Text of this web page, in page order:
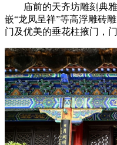
庙前的天齐坊雕刻典
嵌“龙凤呈祥”等高浮雕砖
门及优美的垂花柱掖门，